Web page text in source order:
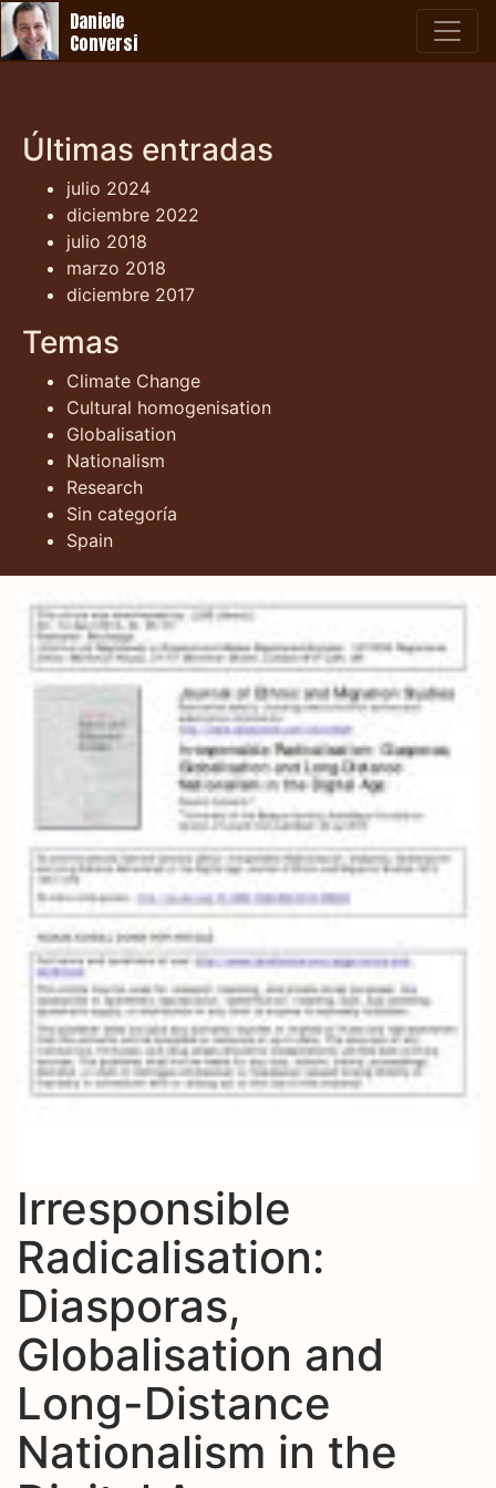
Daniele
Conversi
Últimas entradas
julio 2024
diciembre 2022
julio 2018
marzo 2018
diciembre 2017
Temas
Climate Change
Cultural homogenisation
Globalisation
Nationalism
Research
Sin categoría
Spain
Irresponsible
Radicalisation:
Diasporas,
Globalisation and
Long-Distance
Nationalism in the